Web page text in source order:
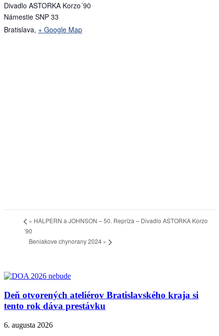
Divadlo ASTORKA Korzo´90
Námestie SNP 33
Bratislava, + Google Map
« HALPERN a JOHNSON – 50. Repríza – Divadlo ASTORKA Korzo
´90
Beniakove chynorany 2024 »
Deň otvorených ateliérov Bratislavského kraja si
tento rok dáva prestávku
6. augusta 2026